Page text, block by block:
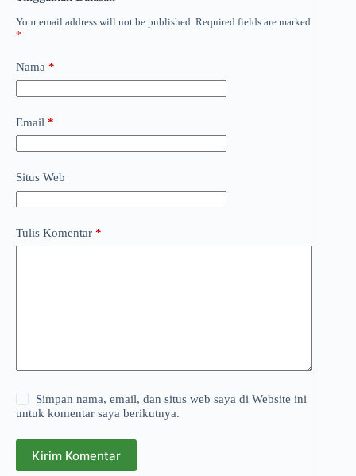
Your email address will not be published. Required fields are marked
*
Nama *
Email *
Situs Web
Tulis Komentar *
Simpan nama, email, dan situs web saya di Website ini
untuk komentar saya berikutnya.
Kirim Komentar